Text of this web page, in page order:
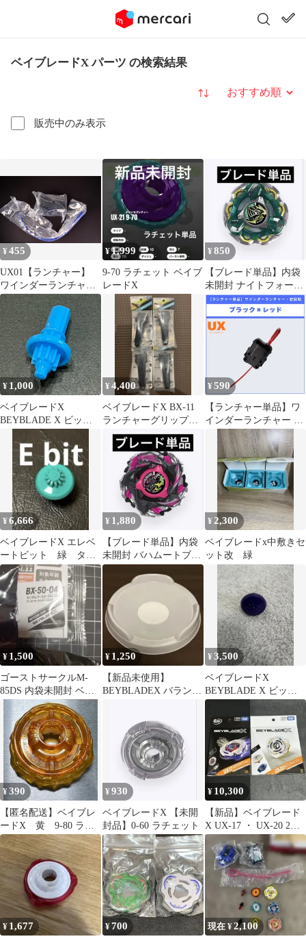
ベイブレードX パーツ の検索結果
販売中のみ表示
並び替え
¥455
UX01【ランチャー】
ワインダーランチャー
ブラック×ブルー ベイ
ブレードX ベイブレ
ード beybladeX
¥1,999
9-70 ラチェット ベイブ
レードX
¥850
【ブレード単品】内袋
未開封 ナイトフォート
レスGV ベイブレードX
¥ 1,000
ベイブレードX
BEYBLADE X ビッ
ト/W ウェッジ UX-18
¥4,400
ベイブレードX BX-11
ランチャーグリップ 4
個セット
¥590
【ランチャー単品】ワ
インダーランチャー ブ
ラック×レッド UX-02
ヘルズハンマー3-70H
収録品 BEYBLADE X
ベイブレードX タカラ
トミー l TAKARA
TOMY
¥6,666
ベイブレードX エレベ
ートビット 緑 ター
コイズ beybladeX Ebit
¥ 1,880
【ブレード単品】内袋
未開封 バハムートブリ
ッツBK ベイブレードX
¥2,300
ベイブレードx中敷きセ
ット改 緑
¥ 1,500
ゴーストサークルM-
85DS 内袋未開封 ベイ
ブレードX
¥ 1,250
【新品未使用】
BEYBLADEX バランス
¥3,500
ベイブレードX
BEYBLADE X ビット E
ビット エレベートビッ
ト
¥390
【匿名配送】ベイブレ
ードX 黄 9-80 ラチ
ェットのみ
¥930
ベイブレードX 【未開
封品】0-60 ラチェット
¥ 10,300
【新品】ベイブレード
X UX-17 ・ UX-20 2個
セット
¥ 1,677 ¥700 現在 ¥2,100